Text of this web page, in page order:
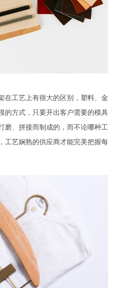
在工艺上有很大的区别，塑料、金
的方式，只要开出客户需要的模具
磨、拼接而制成的，而不论哪种工
工艺娴熟的供应商才能完美把握每